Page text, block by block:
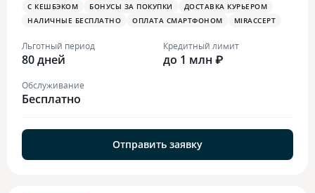
С КЕШБЭКОМ БОНУСЫ ЗА ПОКУПКИ
ДОСТАВКА КУРЬЕРОМ
НАЛИЧНЫЕ БЕСПЛАТНО
ОПЛАТА СМАРТФОНОМ MIRACCEPT
Льготный период
80 дней
Кредитный лимит
до 1 млн ₽
Обслуживание
Бесплатно
Отправить заявку